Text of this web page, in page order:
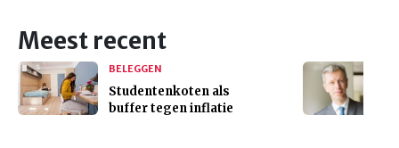
Meest recent
BELEGGEN
Studentenkoten als
buffer tegen inflatie